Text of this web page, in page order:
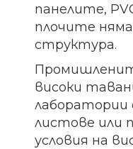
панелите,
плочите
структура.
високи
лаборатории
листове или
условия на